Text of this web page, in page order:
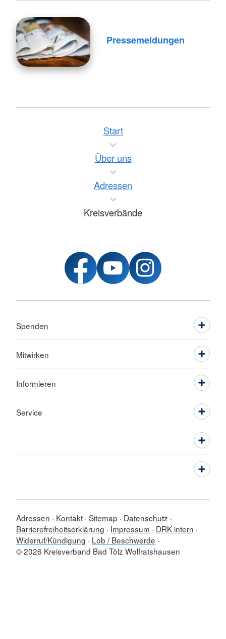
Pressemeldungen
Start
Über uns
Adressen
Kreisverbände
Spenden
Mitwirken
Informieren
Service
Adressen Kontakt Sitemap
Datenschutz
Barrierefreiheitserklärung
Impressum
DRK intern
Widerruf/Kündigung
Lob / Beschwerde
© 2026 Kreisverband Bad Tölz Wolfratshausen